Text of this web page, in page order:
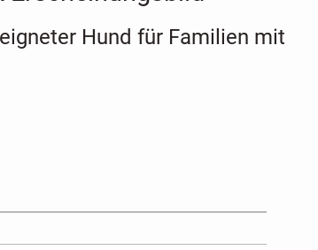
Hund für Familien mit